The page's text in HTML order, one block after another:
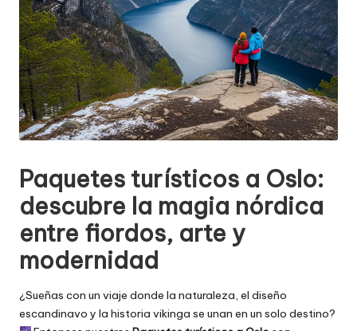
Paquetes turísticos a Oslo:
descubre la magia nórdica
entre fiordos, arte y
modernidad
¿Sueñas con un viaje donde la naturaleza, el diseño
escandinavo y la historia vikinga se unan en un solo destino?